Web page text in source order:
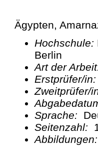
Ägypten,
Hochschule:
Berlin
Art der
Erstprüfer/
Sprache:
Seitenzahl: